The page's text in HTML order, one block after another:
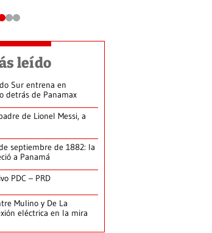
leído
Sur entrena en
detrás de Panamax
de Lionel Messi, a
septiembre de 1882: la
a Panamá
PDC – PRD
Mulino y De La
eléctrica en la mira